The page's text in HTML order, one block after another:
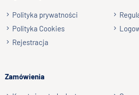
Wyślij opinię
Polityka prywatności
Polityka Cookies
Rejestracja
Zamówienia